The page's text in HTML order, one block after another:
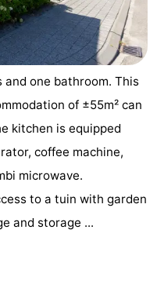
one bathroom. This
of ±55m² can
kitchen is equipped
coffee machine,
microwave.
to a tuin with garden
and storage ...